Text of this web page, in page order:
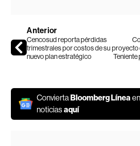
Anterior
Cencosud reporta pérdidas
trimestrales por costos de su
nuevo plan estratégico
proyecto
Teniente
ConviertaBloomberg Línea
noticiasaquí